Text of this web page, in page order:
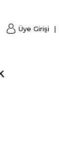
Üye Girişi